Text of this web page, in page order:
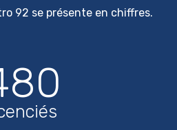
92 se présente en chiffres.